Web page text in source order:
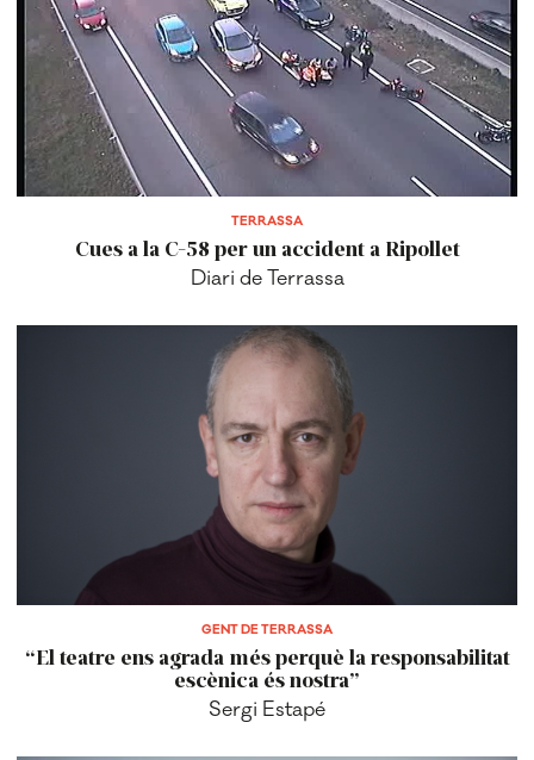
TERRASSA
Cues a la C-58 per un accident a Ripollet
Diari de Terrassa
GENT DE TERRASSA
“El teatre ens agrada més perquè la responsabilitat
escènica és nostra”
Sergi Estapé